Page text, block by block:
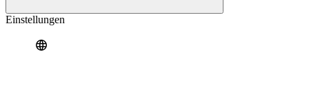
Einstellungen